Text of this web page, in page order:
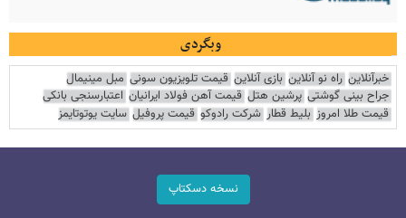
وبگردی
خبرآنلاین راه نو آنلاین بازی آنلاین قیمت تلویزیون سونی مبل مینیمال
جراح بینی گوشتی پرشین هتل قیمت آهن فولاد ایرانیان اعتبارسنجی بانکی
قیمت طلا امروز بلیط قطار شرکت رادوکو قیمت پروفیل سایت یوتوتایمز
نسخه دسکتاپ